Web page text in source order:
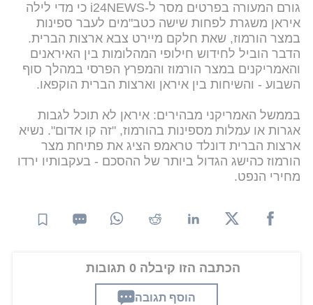
גורם המעורה בפרטים מסר ל-i24NEWS כי מדי לילה
איראן משגרת לפחות שישה כטב"מים לעבר ספינות
במצר הורמוז, שאת חלקם מיירט צבא ארצות הברית.
הדבר הוביל לחידוש חילופי המהלומות בין האיראנים
והאמריקנים במצר הורמוז והמפרץ הפרסי במהלך סוף
השבוע - והשיחות בין איראן וארצות הברית הוקפאו.
בממשל האמריקני מבהירים: איראן לא תוכל לגבות
אגרות או עמלות מספינות בהורמוז, "זה קו אדום". נשיא
ארצות הברית דונלד טראמפ הציג את פתיחת מצר
הורמוז כהישג הגדול ביותר של ההסכם - בעקבותיו ירדו
מחירי הנפט.
הכתבה הזו קיבלה 0 תגובות
הוסף תגובה